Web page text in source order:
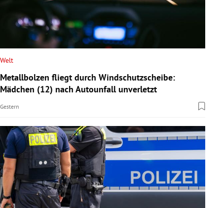
Welt
Metallbolzen fliegt durch Windschutzscheibe:
Mädchen (12) nach Autounfall unverletzt
Gestern